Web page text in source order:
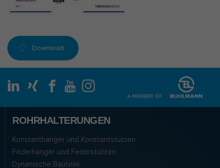
Download
ROHRHALTERUNGEN
Konstanthänger und Konstantstützen
Federhänger und Federstützen
Dynamische Bauteile